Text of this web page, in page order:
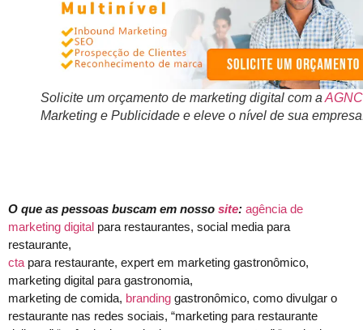
Solicite um orçamento de marketing digital com a AGNC
Marketing e Publicidade e eleve o nível de sua
O que as pessoas buscam em nosso site: agência de
marketing digital para restaurantes, social media para
restaurante,
cta para restaurante, expert em marketing gastronômico,
marketing digital para gastronomia,
marketing de comida, branding gastronômico, como divulgar o
restaurante nas redes sociais, “marketing para restaurante